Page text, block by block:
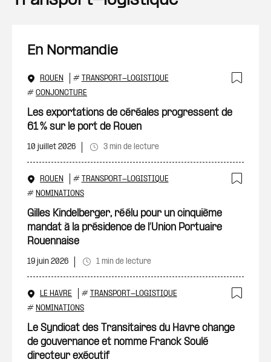
En Normandie
ROUEN # TRANSPORT-LOGISTIQUE
# CONJONCTURE
Les exportations de céréales progressent de
61 % sur le port de Rouen
10 juillet 2026 3 min de lecture
ROUEN # TRANSPORT-LOGISTIQUE
# NOMINATIONS
Gilles Kindelberger, réélu pour un cinquième
mandat à la présidence de l’Union Portuaire
Rouennaise
19 juin 2026 1 min de lecture
LE HAVRE # TRANSPORT-LOGISTIQUE
# NOMINATIONS
Le Syndicat des Transitaires du Havre change
de gouvernance et nomme Franck Soulé
directeur exécutif